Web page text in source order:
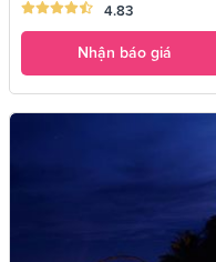
4.83
Nhận báo giá